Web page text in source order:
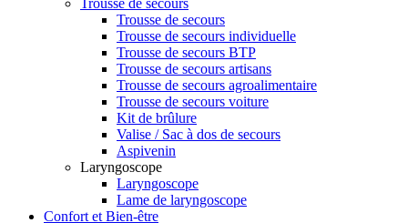
Trousse de secours
Trousse de secours
Trousse de secours individuelle
Trousse de secours BTP
Trousse de secours artisans
Trousse de secours agroalimentaire
Trousse de secours voiture
Kit de brûlure
Valise / Sac à dos de secours
Aspivenin
Laryngoscope
Laryngoscope
Lame de laryngoscope
Confort et Bien-être